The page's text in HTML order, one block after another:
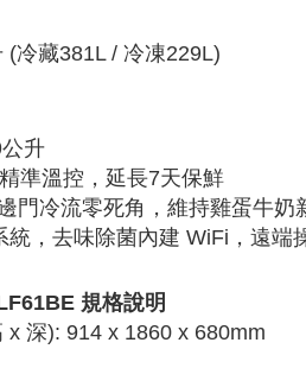
(冷藏381L / 冷凍229L)
升
準溫控，延長7天保鮮
門冷流零死角，維持雞蛋牛奶
統，去味除菌內建 WiFi，遠端
規格說明
x 深): 914 x 1860 x 680mm